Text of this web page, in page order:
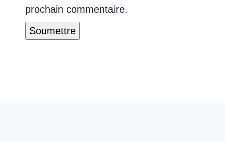
prochain commentaire.